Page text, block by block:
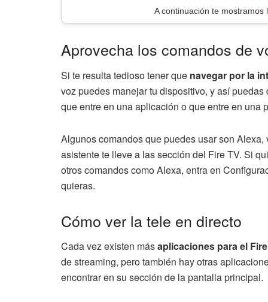
A continuación te
Aprovecha los comandos de
Si te resulta tedioso tener que navegar por la
voz puedes manejar tu dispositivo, y así
que entre en una aplicación o que entre en una
Algunos comandos que puedes usar son
asistente te lleve a las sección del Fire TV. Si
otros comandos como Alexa, entra en
quieras.
Cómo ver la tele en directo
Cada vez existen másaplicaciones para el
de streaming, pero también hay otras
encontrar en su sección de la pantalla principal.